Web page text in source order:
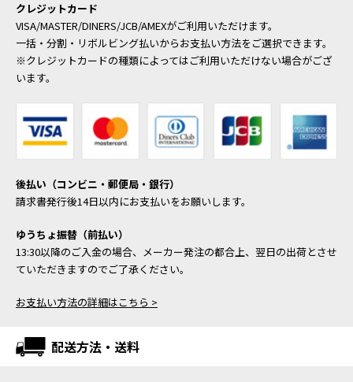
クレジットカード
VISA/MASTER/DINERS/JCB/AMEXがご利用いただけます。
一括・分割・リボルビング払いからお支払い方法をご選択できます。
※クレジットカードの種類によってはご利用いただけない場合がござ
います。
後払い（コンビニ・郵便局・銀行）
請求書発行後14日以内にお支払いをお願いします。
ゆうちょ振替（前払い）
13:30以降のご入金の場合、メーカー発注の都合上、翌日の出荷とさせ
ていただきますのでご了承ください。
お支払い方法の詳細はこちら >
配送方法・送料